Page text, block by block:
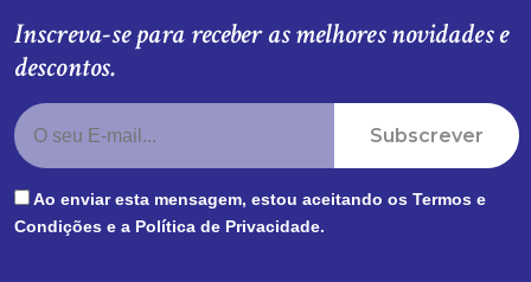
Inscreva-se para receber as melhores novidades e
descontos.
Subscrever
Ao enviar esta mensagem, estou aceitando os Termos e
Condições e a Política de Privacidade.